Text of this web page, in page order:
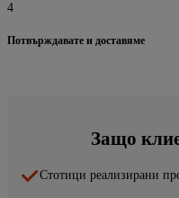
4
Потвърждавате и доставяме
Защо
Стотици реализирани